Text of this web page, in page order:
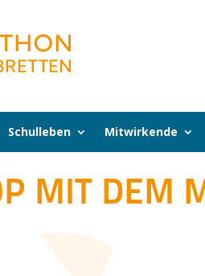
Schulleben Mitwirkende
MIT DEM